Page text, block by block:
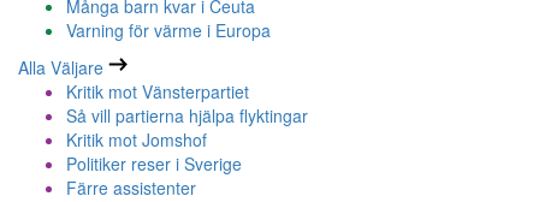
Många barn kvar i Ceuta
Varning för värme i Europa
Alla Väljare
Kritik mot Vänsterpartiet
Så vill partierna hjälpa flyktingar
Kritik mot Jomshof
Politiker reser i Sverige
Färre assistenter